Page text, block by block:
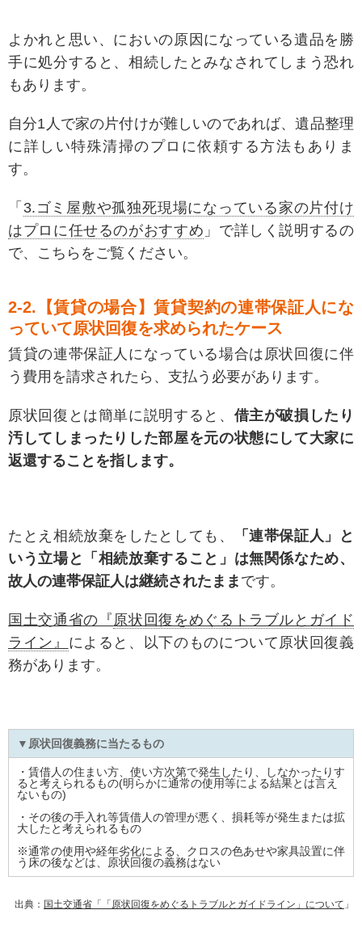
よかれと思い、においの原因になっている遺品を勝
手に処分すると、相続したとみなされてしまう恐れ
もあります。
自分1人で家の片付けが難しいのであれば、遺品整理
に詳しい特殊清掃のプロに依頼する方法もありま
す。
「 3.ゴミ屋敷や孤独死現場になっている家の片付け
はプロに任せるのがおすすめ 」で詳しく説明するの
で、こちらをご覧ください。
2-2.【賃貸の場合】賃貸契約の連帯保証人にな
っていて原状回復を求められたケース
賃貸の連帯保証人になっている場合は原状回復に伴
う費用を請求されたら、支払う必要があります。
原状回復とは簡単に説明すると、 借主が破損したり
汚してしまったりした部屋を元の状態にして大家に
返還することを指します。
たとえ相続放棄をしたとしても、
「連帯保証人」と
いう立場と「相続放棄すること」は無関係なため、
故人の連帯保証人は継続されたまま です。
国土交通省の『 原状回復をめぐるトラブルとガイド
ライン』 によると、以下のものについて原状回復義
務があります。
▼原状回復義務に当たるもの
・賃借人の住まい方、使い方次第で発生したり、しなかったりす
ると考えられるもの(明らかに通常の使用等による結果とは言え
ないもの)
・その後の手入れ等賃借人の管理が悪く、損耗等が発生または拡
大したと考えられるもの
※通常の使用や経年劣化による、クロスの色あせや家具設置に伴
う床の後などは、原状回復の義務はない
出典： 国土交通省「「原状回復をめぐるトラブルとガイドライン」について 」